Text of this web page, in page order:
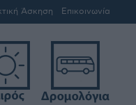
Άσκηση Επικοινωνία